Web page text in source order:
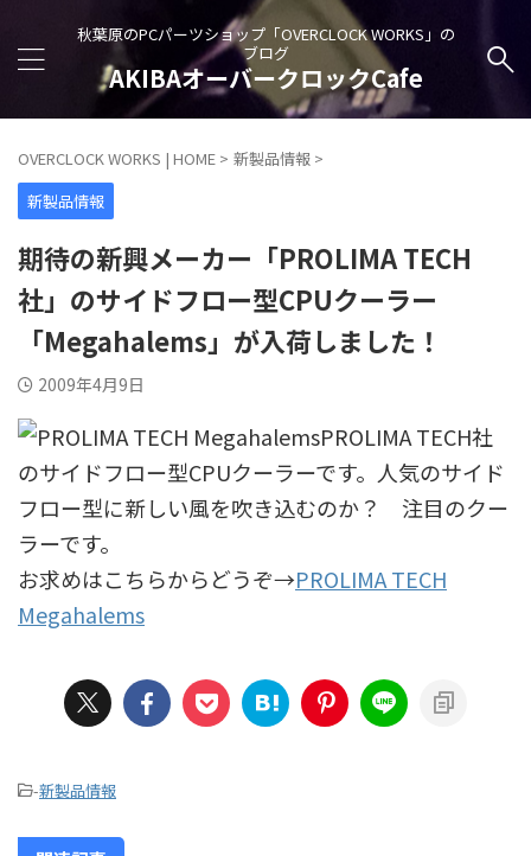
秋葉原のPCパーツショップ「OVERCLOCK WORKS」の
ブログ
AKIBAオーバークロックCafe
OVERCLOCK WORKS | HOME > 新製品情報 >
新製品情報
期待の新興メーカー「PROLIMA TECH
社」のサイドフロー型CPUクーラー
「Megahalems」が入荷しました！
2009年4月9日
PROLIMA TECH社
のサイドフロー型CPUクーラーです。人気のサイド
フロー型に新しい風を吹き込むのか？ 注目のクー
ラーです。
お求めはこちらからどうぞ→PROLIMA TECH
Megahalems
-新製品情報